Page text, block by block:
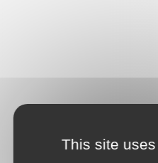
This site